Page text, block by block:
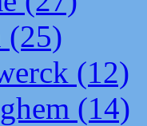
(25)
(12)
(14)